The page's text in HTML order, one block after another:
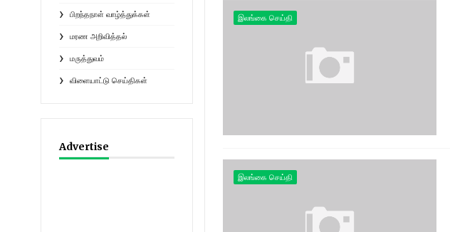
பிறந்தநாள் வாழ்த்துக்கள்
மரண அறிவித்தல்
மருத்துவம்
விளையாட்டு செய்திகள்
Advertise
இலங்கை செய்தி
இலங்கை செய்தி